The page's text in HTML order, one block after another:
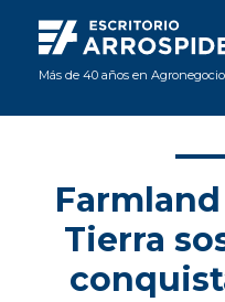
Más de 40 años en
Tierra